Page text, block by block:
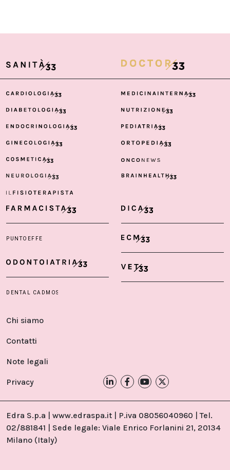
Chi siamo
Contatti
Note legali
Privacy
Edra S.p.a | www.edraspa.it | P.iva 08056040960 | Tel.
02/881841 | Sede legale: Viale Enrico Forlanini 21, 20134
Milano (Italy)